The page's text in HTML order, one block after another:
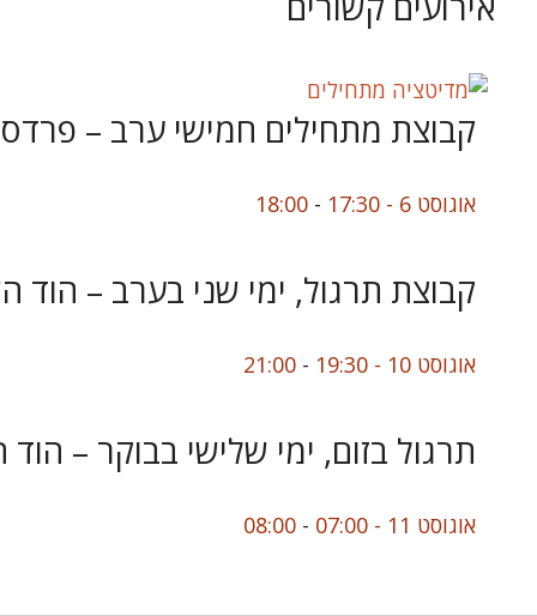
קבוצת מתחילים חמישי ערב –
אוגוסט 6 - 17:30 -
18:00
קבוצת תרגול, ימי שני בערב – הוד
אוגוסט 10 - 19:30 -
21:00
תרגול בזום, ימי שלישי בבוקר – הוד
אוגוסט 11 - 07:00 -
08:00